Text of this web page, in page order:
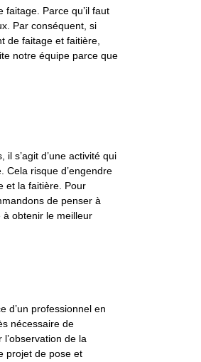
Parce qu’il faut
Par conséquent, si
de faitage et faitière,
notre équipe parce que
s’agit d’une activité qui
Cela risque d’engendre
et la faitière. Pour
de penser à
obtenir le meilleur
d’un professionnel en
nécessaire de
de la
projet de pose et